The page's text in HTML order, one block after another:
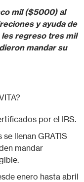
mil ($5000) al
y ayuda de
les regreso tres mil
mandar su
por el IRS.
llenan GRATIS
mandar
enero hasta abril